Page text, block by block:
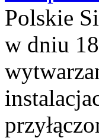
Polskie
w dniu